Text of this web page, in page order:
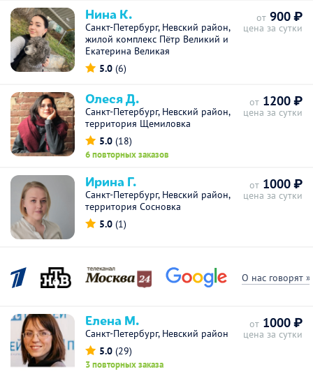
Нина К.
Санкт-Петербург, Невский район,
жилой комплекс Пётр Великий и
Екатерина Великая
5.0 (6)
от 900 ₽
цена за сутки
Олеся Д.
Санкт-Петербург, Невский район,
территория Щемиловка
5.0 (18)
6 повторных заказов
от 1200 ₽
цена за сутки
Ирина Г.
Санкт-Петербург, Невский район,
территория Сосновка
5.0 (1)
от 1000 ₽
цена за сутки
О нас говорят »
Елена М.
Санкт-Петербург, Невский район
5.0 (29)
3 повторных заказа
от 1000 ₽
цена за сутки